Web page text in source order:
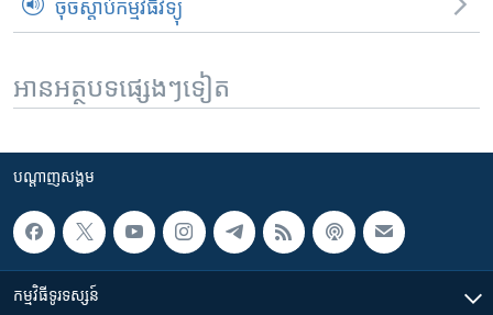
ចុចស្តាប់កម្មវិធីវិទ្យុ
អានអត្ថបទផ្សេងៗទៀត
បណ្តាញ​សង្គម
កម្មវិធី​ទូរទស្សន៍